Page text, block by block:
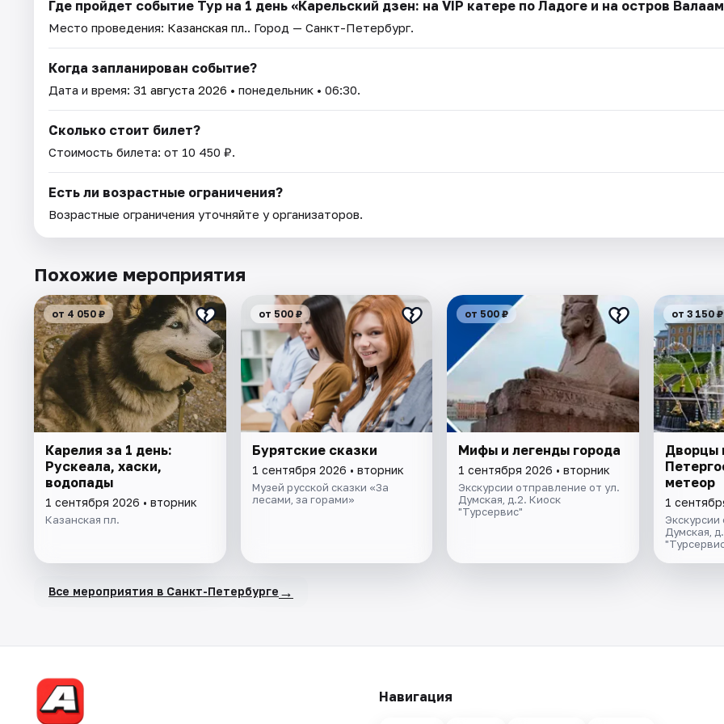
Где пройдет событие Тур на 1 день «Карельский дзен: на VIP катере по Ладоге и на остров
Место проведения: Казанская пл.. Город — Санкт-Петербург.
Когда запланирован событие?
Дата и время: 31 августа 2026 • понедельник • 06:30.
Сколько стоит билет?
Стоимость билета: от 10 450 ₽.
Есть ли возрастные ограничения?
Возрастные ограничения уточняйте у организаторов.
Похожие мероприятия
от 4 050 ₽
Карелия за 1 день:
Рускеала, хаски,
водопады
1 сентября 2026 • вторник
Казанская пл.
от 500 ₽
Бурятские сказки
1 сентября 2026 • вторник
Музей русской сказки «За
лесами, за горами»
от 500 ₽
Мифы и легенды города
1 сентября 2026 • вторник
Экскурсии отправление от ул.
Думская, д.2. Киоск
"Турсервис"
от 3 150 ₽
Дворцы
метеор
1
Думская,
Все мероприятия в Санкт-Петербурге →
Навигация